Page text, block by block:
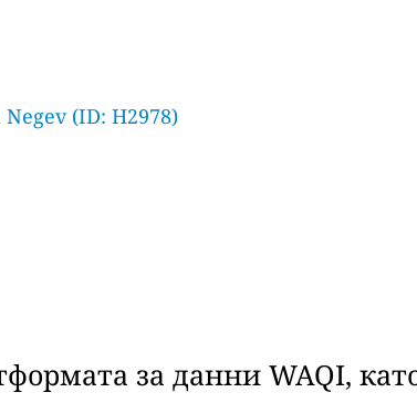
(ID: H2978)
за данни WAQI,